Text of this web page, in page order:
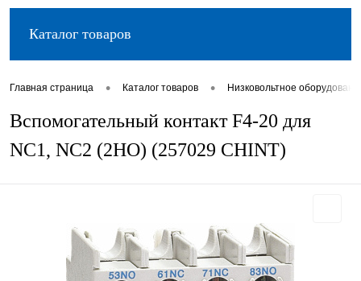
Каталог товаров
Главная страница • Каталог товаров • Низковольтное
Вспомогательный контакт F4-20 для
NC1, NC2 (2НО) (257029 CHINT)